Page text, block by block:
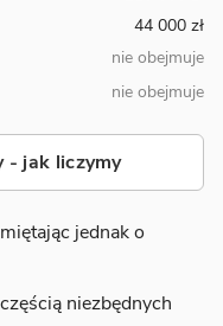
44 000 zł
nie obejmuje
nie obejmuje
- jak liczymy
jednak o
niezbędnych